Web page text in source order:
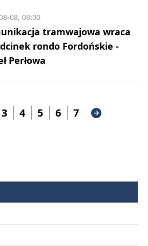
tramwajowa wraca
rondo Fordońskie -
Perłowa
08, 08:00
3 4 5 6 7